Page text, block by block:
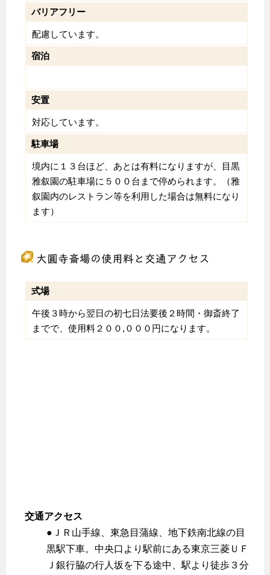
バリアフリー
配慮しています。
宿泊
安置
対応しています。
駐車場
境内に１３台ほど、あとは有料になりますが、目黒
雅叙園の駐車場に５００台まで停められます。（雅
叙園内のレストラン等を利用した場合は無料になり
ます）
大圓寺斎場の使用料と交通アクセス
式場
午後３時から翌日の初七日法要後２時間・御斎終了
までで、使用料２００,０００円になります。
交通アクセス
●ＪＲ山手線、東急目蒲線、地下鉄南北線の目
黒駅下車。中央口より駅前にある東京三菱ＵＦ
Ｊ銀行脇の行人坂を下る途中、駅より徒歩３分